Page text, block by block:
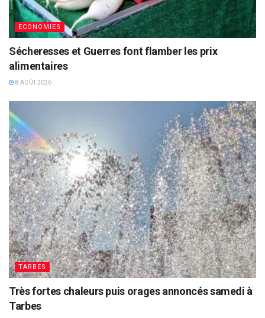
ECONOMIES
Sécheresses et Guerres font flamber les prix
alimentaires
8 AOÛT 2026
TARBES
Très fortes chaleurs puis orages annoncés samedi à
Tarbes